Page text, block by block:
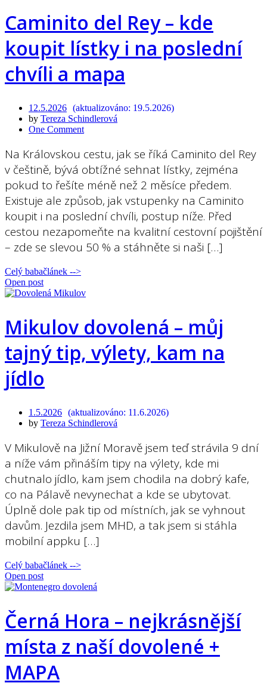
Caminito del Rey – kde
koupit lístky i na poslední
chvíli a mapa
12.5.2026
19.5.2026
by Tereza Schindlerová
One Comment
Na Královskou cestu, jak se říká Caminito del Rey
v češtině, bývá obtížné sehnat lístky, zejména
pokud to řešíte méně než 2 měsíce předem.
Existuje ale způsob, jak vstupenky na Caminito
koupit i na poslední chvíli, postup níže. Před
cestou nezapomeňte na kvalitní cestovní pojištění
– zde se slevou 50 % a stáhněte si naši […]
Celý babačlánek -->
Open post
Mikulov dovolená – můj
tajný tip, výlety, kam na
jídlo
1.5.2026
11.6.2026
by Tereza Schindlerová
V Mikulově na Jižní Moravě jsem teď strávila 9 dní
a níže vám přináším tipy na výlety, kde mi
chutnalo jídlo, kam jsem chodila na dobrý kafe,
co na Pálavě nevynechat a kde se ubytovat.
Úplně dole pak tip od místních, jak se vyhnout
davům. Jezdila jsem MHD, a tak jsem si stáhla
mobilní appku […]
Celý babačlánek -->
Open post
Černá Hora – nejkrásnější
místa z naší dovolené +
MAPA